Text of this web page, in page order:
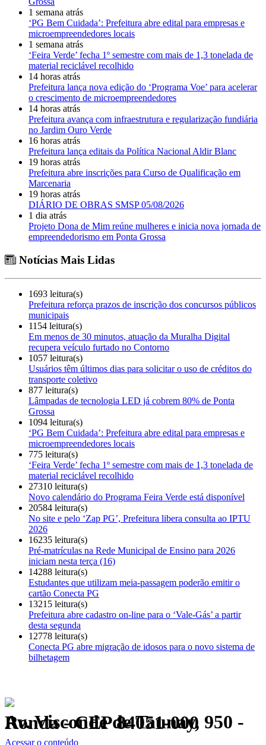
1 semana atrás
‘PG Bem Cuidada’: Prefeitura abre edital para empresas e
microempreendedores locais
1 semana atrás
‘Feira Verde’ fecha 1º semestre com mais de 1,3 tonelada de
material reciclável recolhido
14 horas atrás
Prefeitura lança nova edição do ‘Programa Voe’ para acelerar
o crescimento de microempreendedores
14 horas atrás
Prefeitura avança com infraestrutura e regularização fundiária
no Jardim Ouro Verde
16 horas atrás
Prefeitura lança editais da Política Nacional Aldir Blanc
19 horas atrás
Prefeitura abre inscrições para Curso de Qualificação em
Marcenaria
19 horas atrás
DIÁRIO DE OBRAS SMSP 05/08/2026
1 dia atrás
Projeto Dona de Mim reúne mulheres e inicia nova jornada de
empreendedorismo em Ponta Grossa
Notícias Mais Lidas
1693 leitura(s)
Prefeitura reforça prazos de inscrição dos concursos públicos
municipais
1154 leitura(s)
Em menos de 30 minutos, atuação da Muralha Digital
recupera veículo furtado no Contorno
1057 leitura(s)
Usuários têm últimos dias para solicitar o uso de créditos do
transporte coletivo
877 leitura(s)
Lâmpadas de tecnologia LED já cobrem 80% de Ponta
Grossa
1094 leitura(s)
‘PG Bem Cuidada’: Prefeitura abre edital para empresas e
microempreendedores locais
775 leitura(s)
‘Feira Verde’ fecha 1º semestre com mais de 1,3 tonelada de
material reciclável recolhido
27310 leitura(s)
Novo calendário do Programa Feira Verde está disponível
20584 leitura(s)
No site e pelo ‘Zap PG’, Prefeitura libera consulta ao IPTU
2026
16235 leitura(s)
Pré-matrículas na Rede Municipal de Ensino para 2026
iniciam nesta terça (16)
14288 leitura(s)
Estudantes que utilizam meia-passagem poderão emitir o
cartão Conecta PG
13215 leitura(s)
Prefeitura abre cadastro on-line para o ‘Vale-Gás’ a partir
desta segunda
12778 leitura(s)
Conecta PG abre migração de idosos para o novo sistema de
bilhetagem
Av. Visconde de Taunay, 950 - Ronda - CEP 84051-000
Política de Privacidade.
Acessar o conteúdo